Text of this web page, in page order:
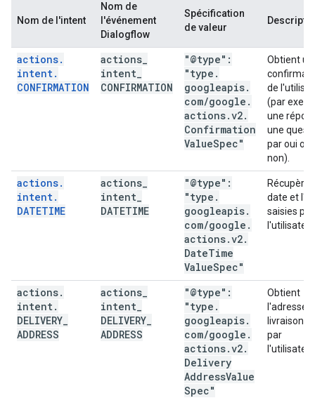
Nom de l'intent
Nom de
l'événement
Dialogflow
Spécification
de valeur
actions.
intent.
CONFIRMATION
actions
intent
CONFIRMATION
"@type":
"type .
googleapis.
com/google .
actions.v2.
Confirmation
ValueSpec"
Obtient
de
(par
une
une
par oui ou
non).
actions.
intent.
DATETIME
actions
intent
DATETIME
"@type":
"type .
googleapis.
com/google .
actions.v2.
DateTime
ValueSpec"
Récupère
date et
saisies par
actions.
intent.
DELIVERY
ADDRESS
actions
intent
DELIVERY
ADDRESS
"@type":
"type .
googleapis.
com/google .
actions.v2.
Delivery
AddressValue
Spec"
Obtient
l'adresse
livraison
par